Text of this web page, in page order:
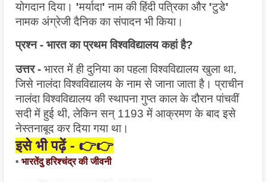
योगदान दिया। 'मर्यादा' नाम की हिंदी पत्रिका और 'टुडे'
नामक अंग्रेजी दैनिक का संपादन भी किया।
प्रश्न - भारत का प्रथम विश्वविद्यालय कहां है?
उत्तर - भारत में ही दुनिया का पहला विश्वविद्यालय खुला था,
जिसे नालंदा विश्वविद्यालय के नाम से जाना जाता है। प्राचीन
नालंदा विश्वविद्यालय की स्थापना गुप्त काल के दौरान पांचवीं
सदी में हुई थी, लेकिन सन् 1193 में आक्रमण के बाद इसे
नेस्तनाबूद कर दिया गया था।
इसे भी पढ़ें - 👉👉
• भारतेंदु हरिश्चंद्र की जीवनी